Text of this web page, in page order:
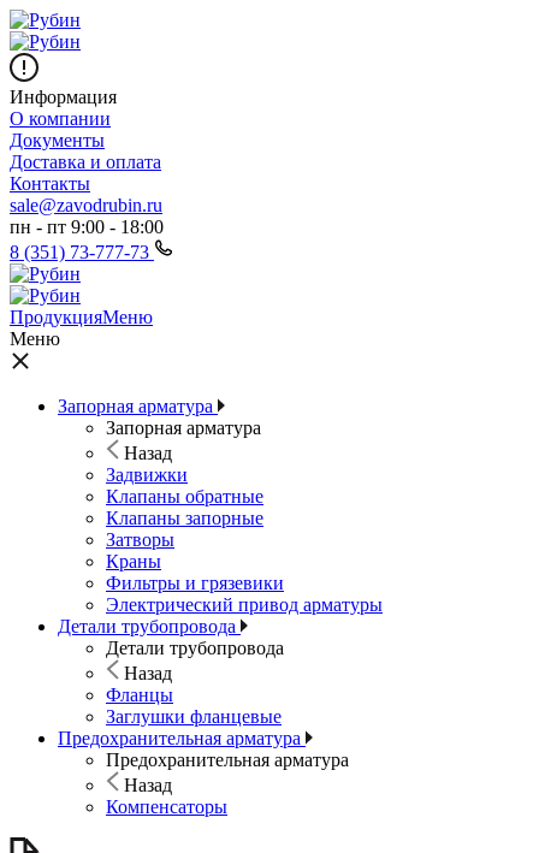
Информация
О компании
Документы
Доставка и оплата
Контакты
sale@zavodrubin.ru
пн - пт 9:00 - 18:00
8 (351) 73-777-73
ПродукцияМеню
Меню
Запорная арматура
Запорная арматура
Назад
Задвижки
Клапаны обратные
Клапаны запорные
Затворы
Краны
Фильтры и грязевики
Электрический привод арматуры
Детали трубопровода
Детали трубопровода
Назад
Фланцы
Заглушки фланцевые
Предохранительная арматура
Предохранительная арматура
Назад
Компенсаторы